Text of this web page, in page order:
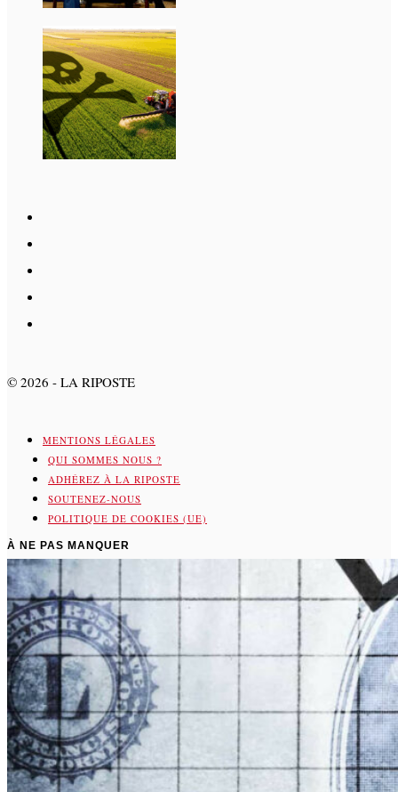
© 2026 - LA RIPOSTE
MENTIONS LÉGALES
QUI SOMMES NOUS ?
ADHÉREZ À LA RIPOSTE
SOUTENEZ-NOUS
POLITIQUE DE COOKIES (UE)
À NE PAS MANQUER